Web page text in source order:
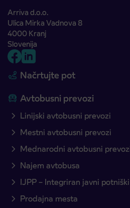
Arriva d.o.o.
Ulica Mirka Vadnova 8
4000 Kranj
Slovenija
Načrtujte pot
Avtobusni prevozi
Linijski avtobusni prevozi
Mestni avtobusni prevozi
Mednarodni avtobusni
Najem avtobusa
IJPP – Integriran javni
Prodajna mesta